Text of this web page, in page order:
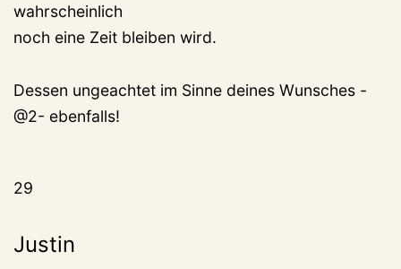
wahrscheinlich
noch eine Zeit bleiben wird.
Dessen ungeachtet im Sinne deines Wunsches -
@2- ebenfalls!
29
Justin